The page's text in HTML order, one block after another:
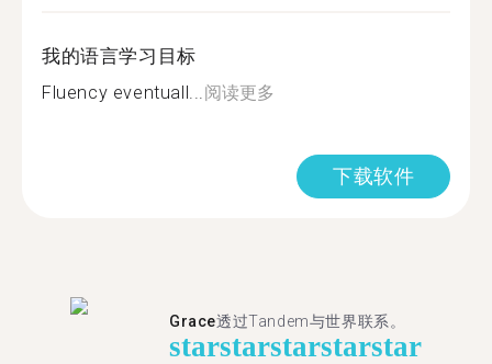
我的语言学习目标
Fluency eventuall...阅读更多
下载软件
Grace透过Tandem与世界联系。
starstarstarstarstar